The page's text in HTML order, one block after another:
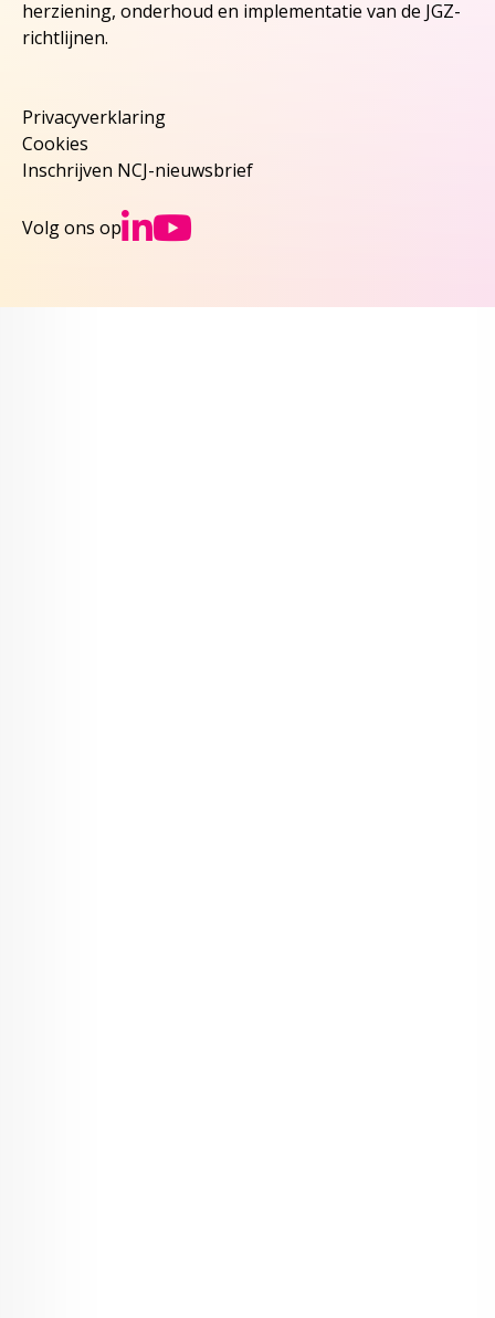
herziening, onderhoud en implementatie van de JGZ-
richtlijnen.
Privacyverklaring
Cookies
Inschrijven NCJ-nieuwsbrief
Volg ons op Ga naar NCJs